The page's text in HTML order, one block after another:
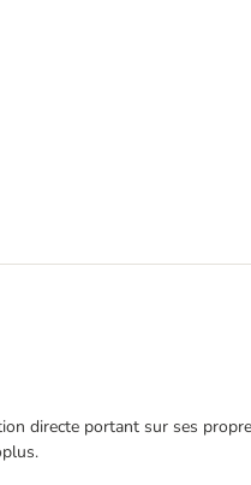
directe portant sur ses